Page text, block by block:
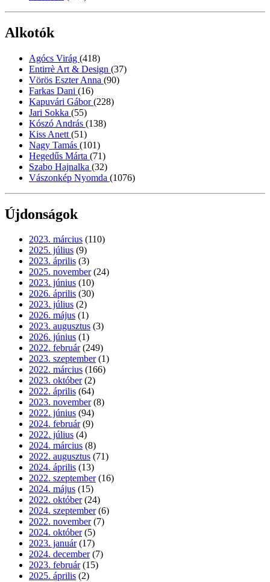
Alkotók
Agócs Virág (418)
Entirrè Art & Design (37)
Vörös Eszter Anna (90)
Farkas Dani (16)
Kapuvári Gábor(228)
Jari Sokka (55)
Kószó András (138)
Kiss Anett (51)
Nagy Tamás (101)
Hegedűs Márta (71)
Szabo Hajnalka (32)
Vászonkép Nyomda (1076)
Újdonságok
2023. március (110)
2025. július (9)
2023. április (3)
2025. november (24)
2023. június (10)
2026. április (30)
2023. július (2)
2026. május (1)
2023. augusztus (3)
2026. június (1)
2022. február (249)
2023. szeptember (1)
2022. március (166)
2023. október (2)
2022. április (64)
2023. november (8)
2022. június (94)
2024. február (9)
2022. július (4)
2024. március (8)
2022. augusztus (71)
2024. április (13)
2022. szeptember (16)
2024. május (15)
2022. október (24)
2024. szeptember (6)
2022. november (7)
2024. október (5)
2023. január (17)
2024. december (7)
2023. február (15)
2025. április (2)